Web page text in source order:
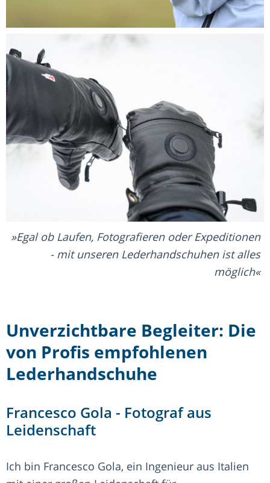
Egal ob Laufen, Fotografieren oder Expeditionen
- mit unseren Lederhandschuhen ist alles
möglich
Unverzichtbare Begleiter: Die
von Profis empfohlenen
Lederhandschuhe
Francesco Gola - Fotograf aus
Leidenschaft
Ich bin Francesco Gola, ein Ingenieur aus Italien